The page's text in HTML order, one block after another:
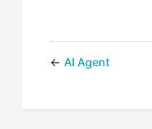
← AI Agent